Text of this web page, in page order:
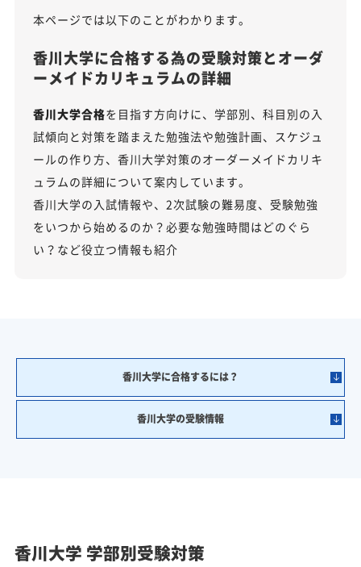
本ページでは以下のことがわかります。
香川大学に合格する為の受験対策とオーダ
ーメイドカリキュラムの詳細
香川大学合格を目指す方向けに、学部別、科目別の入
試傾向と対策を踏まえた勉強法や勉強計画、スケジュ
ールの作り方、香川大学対策のオーダーメイドカリキ
ュラムの詳細について案内しています。
香川大学の入試情報や、2次試験の難易度、受験勉強
をいつから始めるのか？必要な勉強時間はどのぐら
い？など役立つ情報も紹介
香川大学に合格するには？
香川大学の受験情報
香川大学 学部別受験対策